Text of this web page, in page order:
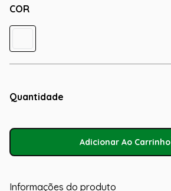
COR
Quantidade
Adicionar Ao Carrinho
Informações do produto